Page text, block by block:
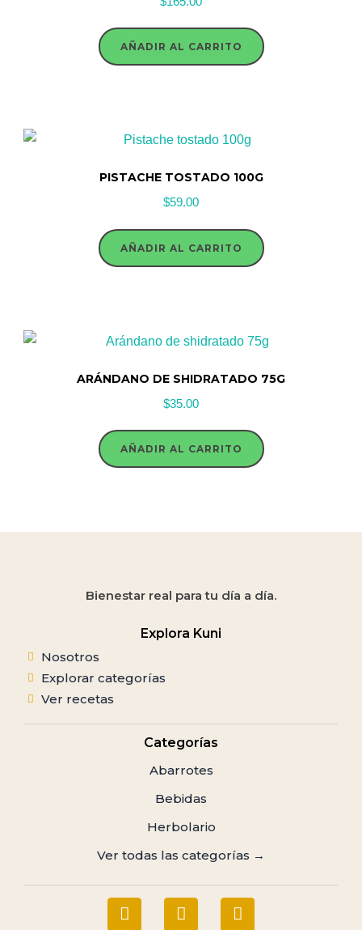
AÑADIR AL CARRITO
PISTACHE TOSTADO 100G
$59.00
AÑADIR AL CARRITO
ARÁNDANO DE SHIDRATADO 75G
$35.00
AÑADIR AL CARRITO
Bienestar real para tu día a día.
Explora Kuni
Nosotros
Explorar categorías
Ver recetas
Categorías
Abarrotes
Bebidas
Herbolario
Ver todas las categorías →